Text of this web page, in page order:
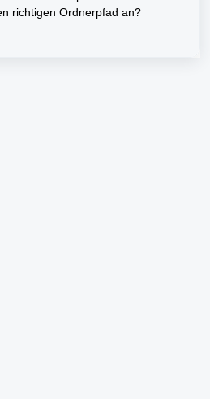
richtigen Ordnerpfad an?